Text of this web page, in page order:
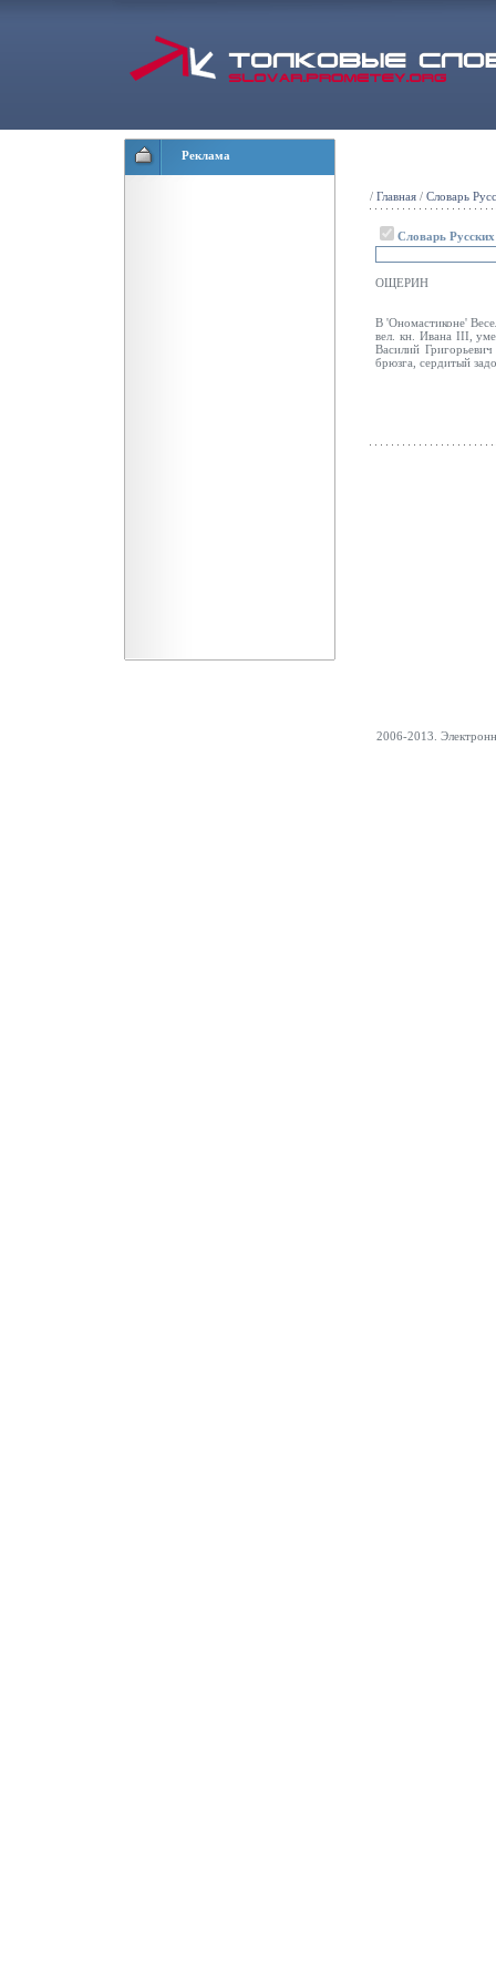
Реклама
/ Главная / Словарь
Словарь
ОЩЕРИН
В 'Ономастиконе'
вел. кн. Ивана III,
Василий
брюзга, сердитый
2006-2013.